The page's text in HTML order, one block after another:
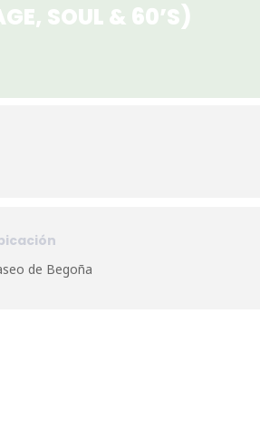
SOUL & 60’S)
de Begoña